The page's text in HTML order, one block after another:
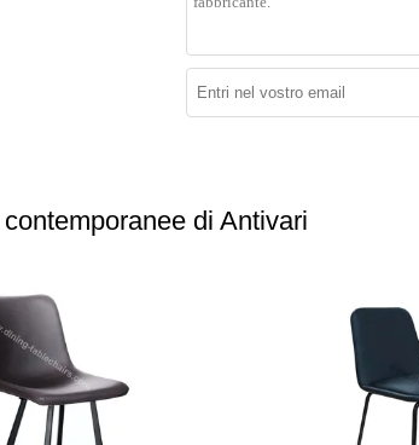
di Antivari